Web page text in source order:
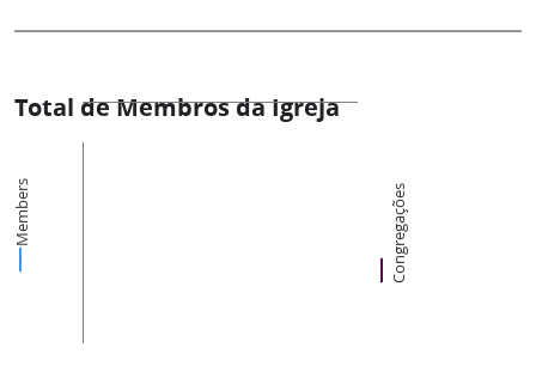
Total de Membros da Igreja
Members Congregações